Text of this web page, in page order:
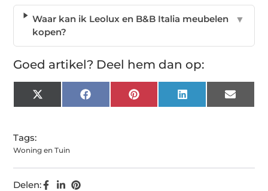
Waar kan ik Leolux en B&B Italia meubelen
kopen?
▼
Goed artikel? Deel hem dan op:
X
(Twitter)
FacebookPinterest LinkedIn Email
Tags:
Woning en Tuin
Delen: